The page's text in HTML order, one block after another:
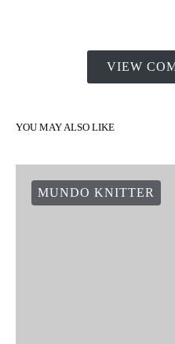
VIEW
YOU MAY ALSO LIKE
MUNDO KNITTER